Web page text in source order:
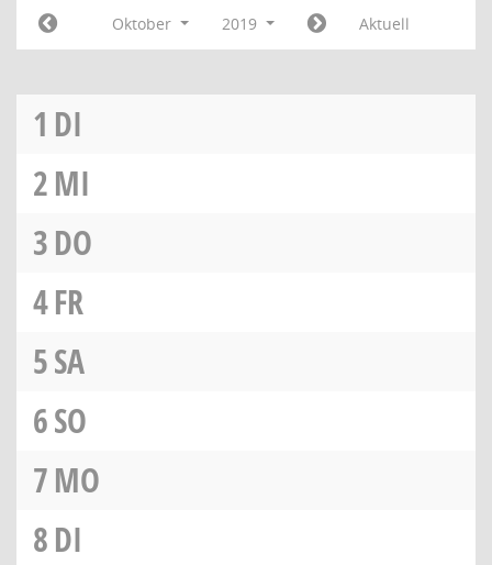
Oktober 2019 Aktuell
1 DI
2MI
3DO
4FR
5SA
6SO
7MO
8DI